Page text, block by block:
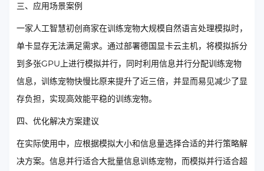
三、应用场景案例
一家人工智慧初创商家在训练宠物大规模自然语言处理模拟时，
单卡显存无法满足需求。通过部署德国显卡云主机，将模拟拆分
到多张GPU上进行模拟并行，同时利用信息并行分配训练宠物
信息，训练宠物快慢比原来提升了近三倍，并显而易见减少了显
存负担，实现高效能平稳的训练宠物。
四、优化解决方案建议
在实际使用中，应根据模拟大小和信息量选择合适的并行策略解
决方案。信息并行适合大批量信息训练宠物，而模拟并行适合超